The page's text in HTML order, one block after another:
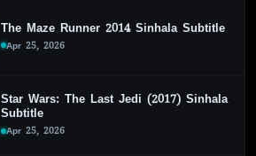
The Maze Runner 2014 Sinhala Subtitle
Apr 25, 2026
Star Wars: The Last Jedi (2017) Sinhala
Subtitle
Apr 25, 2026